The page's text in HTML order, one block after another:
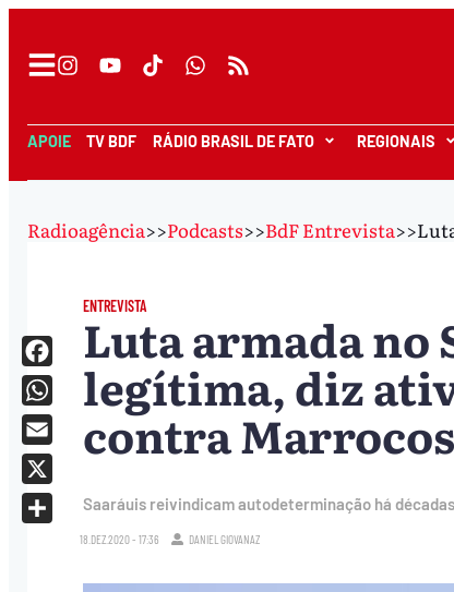
APOIE TV BDF RÁDIO BRASIL DE FATO REGIONAIS
Radioagência>>Podcasts>>BdF Entrevista>>
ENTREVISTA
Luta armada no
legítima, diz
contra Marrocos
Saaráuis reivindicam autodeterminação há
18.DEZ.2020 - 17:36 DANIEL GIOVANAZ
Facebook
WhatsApp
Email
X